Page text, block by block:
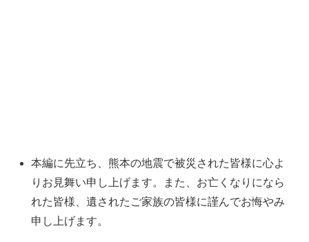
本編に先立ち、熊本の地震で被災された皆様に心よ
りお見舞い申し上げます。また、お亡くなりになら
れた皆様、遺されたご家族の皆様に謹んでお悔やみ
申し上げます。